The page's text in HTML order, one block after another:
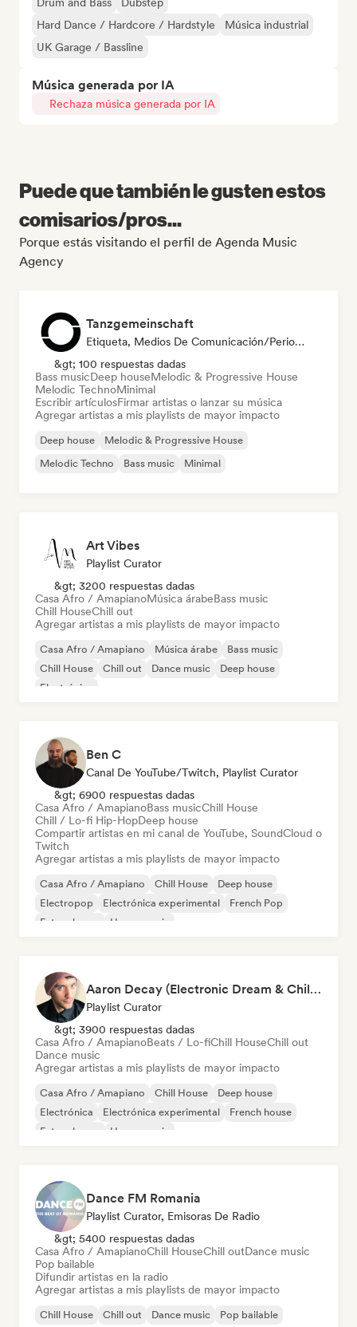
Hard Dance / Hardcore / Hardstyle
Música industrial
UK Garage / Bassline
Música generada por IA
Rechaza música generada por IA
Puede que también le gusten estos
comisarios/pros...
Porque estás visitando el perfil de Agenda Music
Agency
Tanzgemeinschaft
Etiqueta, Medios De Comunicación/Periodista, Playlist Curator
&gt; 100 respuestas dadas
Bass musicDeep houseMelodic & Progressive House
Melodic TechnoMinimal
Escribir artículosFirmar artistas o lanzar su música
Agregar artistas a mis playlists de mayor impacto
Deep house
Melodic & Progressive House
Melodic Techno
Bass music Minimal
Art Vibes
Playlist Curator
&gt; 3200 respuestas dadas
Casa Afro / AmapianoMúsica árabeBass music
Chill HouseChill out
Agregar artistas a mis playlists de mayor impacto
Casa Afro / Amapiano Música árabe
Bass music
Chill House
Chill out Dance music
Deep house
Electrónica
Ben C
Canal De YouTube/Twitch, Playlist Curator
&gt; 6900 respuestas dadas
Casa Afro / AmapianoBass musicChill House
Chill / Lo-fi Hip-HopDeep house
Compartir artistas en mi canal de YouTube, SoundCloud o
Twitch
Agregar artistas a mis playlists de mayor impacto
Casa Afro / Amapiano Chill House
Deep house
Electropop
Electrónica experimental
French Pop
Future house
House music
Aaron Decay (Electronic Dream & Chill Electronic Dream playlists)
Playlist Curator
&gt; 3900 respuestas dadas
Casa Afro / AmapianoBeats / Lo-fiChill HouseChill out
Dance music
Agregar artistas a mis playlists de mayor impacto
Casa Afro / Amapiano Chill House
Deep house
Electrónica
Electrónica experimental
French house
Future house
House music
Dance FM Romania
Playlist Curator, Emisoras De Radio
&gt; 5400 respuestas dadas
Casa Afro / AmapianoChill HouseChill outDance music
Pop bailable
Difundir artistas en la radio
Agregar artistas a mis playlists de mayor impacto
Chill House Chill out Dance music
Pop bailable